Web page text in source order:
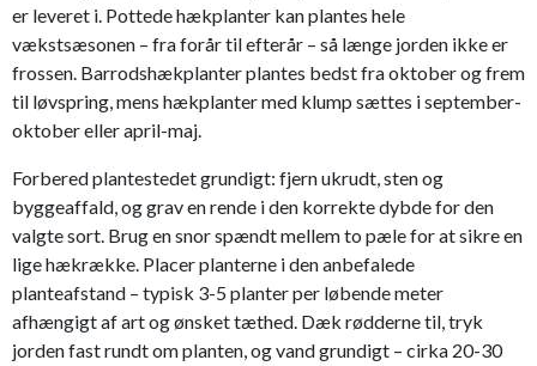
er leveret i. Pottede hækplanter kan plantes hele
vækstsæsonen – fra forår til efterår – så længe jorden ikke er
frossen. Barrodshækplanter plantes bedst fra oktober og frem
til løvspring, mens hækplanter med klump sættes i september-
oktober eller april-maj.
Forbered plantestedet grundigt: fjern ukrudt, sten og
byggeaffald, og grav en rende i den korrekte dybde for den
valgte sort. Brug en snor spændt mellem to pæle for at sikre en
lige hækrække. Placer planterne i den anbefalede
planteafstand – typisk 3-5 planter per løbende meter
afhængigt af art og ønsket tæthed. Dæk rødderne til, tryk
jorden fast rundt om planten, og vand grundigt – cirka 20-30